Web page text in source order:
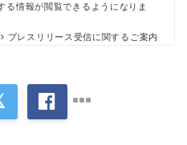
る情報が閲覧できるようになりま
プレスリリース受信に関するご案内